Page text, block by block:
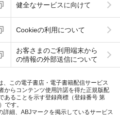
健全なサービスに向けて
Cookieの利用について
お客さまのご利用端末から
の情報の外部送信について
、この電子書店・電子書籍配信サービス
からコンテンツ使用許諾を得た正規版配
あることを示す登録商標（登録番号 第
です。
詳細、ABJマークを掲示しているサービス